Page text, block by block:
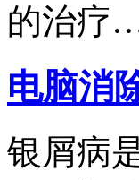
的治疗
电脑消
银屑病